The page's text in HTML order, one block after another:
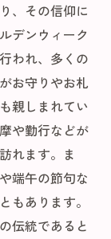
、その信仰に
デンウィーク
われ、多くの
お守りやお札
親しまれてい
や勤行などが
れます。ま
端午の節句な
もあります。
伝統であると